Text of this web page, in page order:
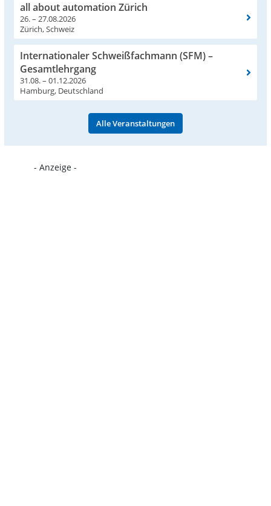
all about automation Zürich
26. – 27.08.2026
Zürich, Schweiz
Internationaler Schweißfachmann (SFM) –
Gesamtlehrgang
31.08. – 01.12.2026
Hamburg, Deutschland
Alle Veranstaltungen
- Anzeige -